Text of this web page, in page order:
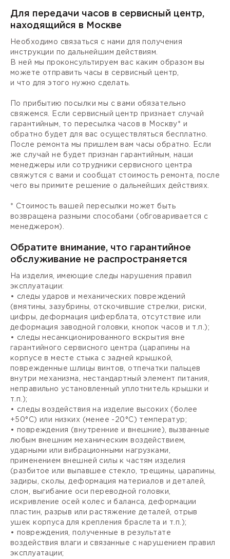
Для передачи часов в сервисный центр,
находящийся в Москве
Необходимо связаться с нами для получения
инструкции по дальнейшим действиям.
В ней мы проконсультируем вас каким образом вы
можете отправить часы в сервисный центр,
и что для этого нужно сделать.
По прибытию посылки мы с вами обязательно
свяжемся. Если сервисный центр признает случай
гарантийным, то пересылка часов в Москву* и
обратно будет для вас осуществляться бесплатно.
После ремонта мы пришлем вам часы обратно. Если
же случай не будет признан гарантийным, наши
менеджеры или сотрудники сервисного центра
свяжутся с вами и сообщат стоимость ремонта, после
чего вы примите решение о дальнейших действиях.
* Стоимость вашей пересылки может быть
возвращена разными способами (обговаривается с
менеджером).
Обратите внимание, что гарантийное
обслуживание не распространяется
На изделия, имеющие следы нарушения правил
эксплуатации:
• следы ударов и механических повреждений
(вмятины, зазубрины, отскочившие стрелки, риски,
цифры, деформация циферблата, отсутствие или
деформация заводной головки, кнопок часов и т.п.);
• следы несанкционированного вскрытия вне
гарантийного сервисного центра (царапины на
корпусе в месте стыка с задней крышкой,
поврежденные шлицы винтов, отпечатки пальцев
внутри механизма, нестандартный элемент питания,
неправильно установленный уплотнитель крышки и
т.п.);
• следы воздействия на изделие высоких (более
+50°С) или низких (менее -20°С) температур;
• повреждения (внутренние и внешние), вызванные
любым внешним механическим воздействием,
ударными или вибрационными нагрузками,
применением внешней силы к частям изделия
(разбитое или выпавшее стекло, трещины, царапины,
задиры, сколы, деформация материалов и деталей,
слом, выгибание оси переводной головки,
искривление осей колес и баланса, деформации
пластин, разрыв или растяжение деталей, отрыв
ушек корпуса для крепления браслета и т.п.);
• повреждения, полученные в результате
воздействия влаги и связанные с нарушением правил
эксплуатации;